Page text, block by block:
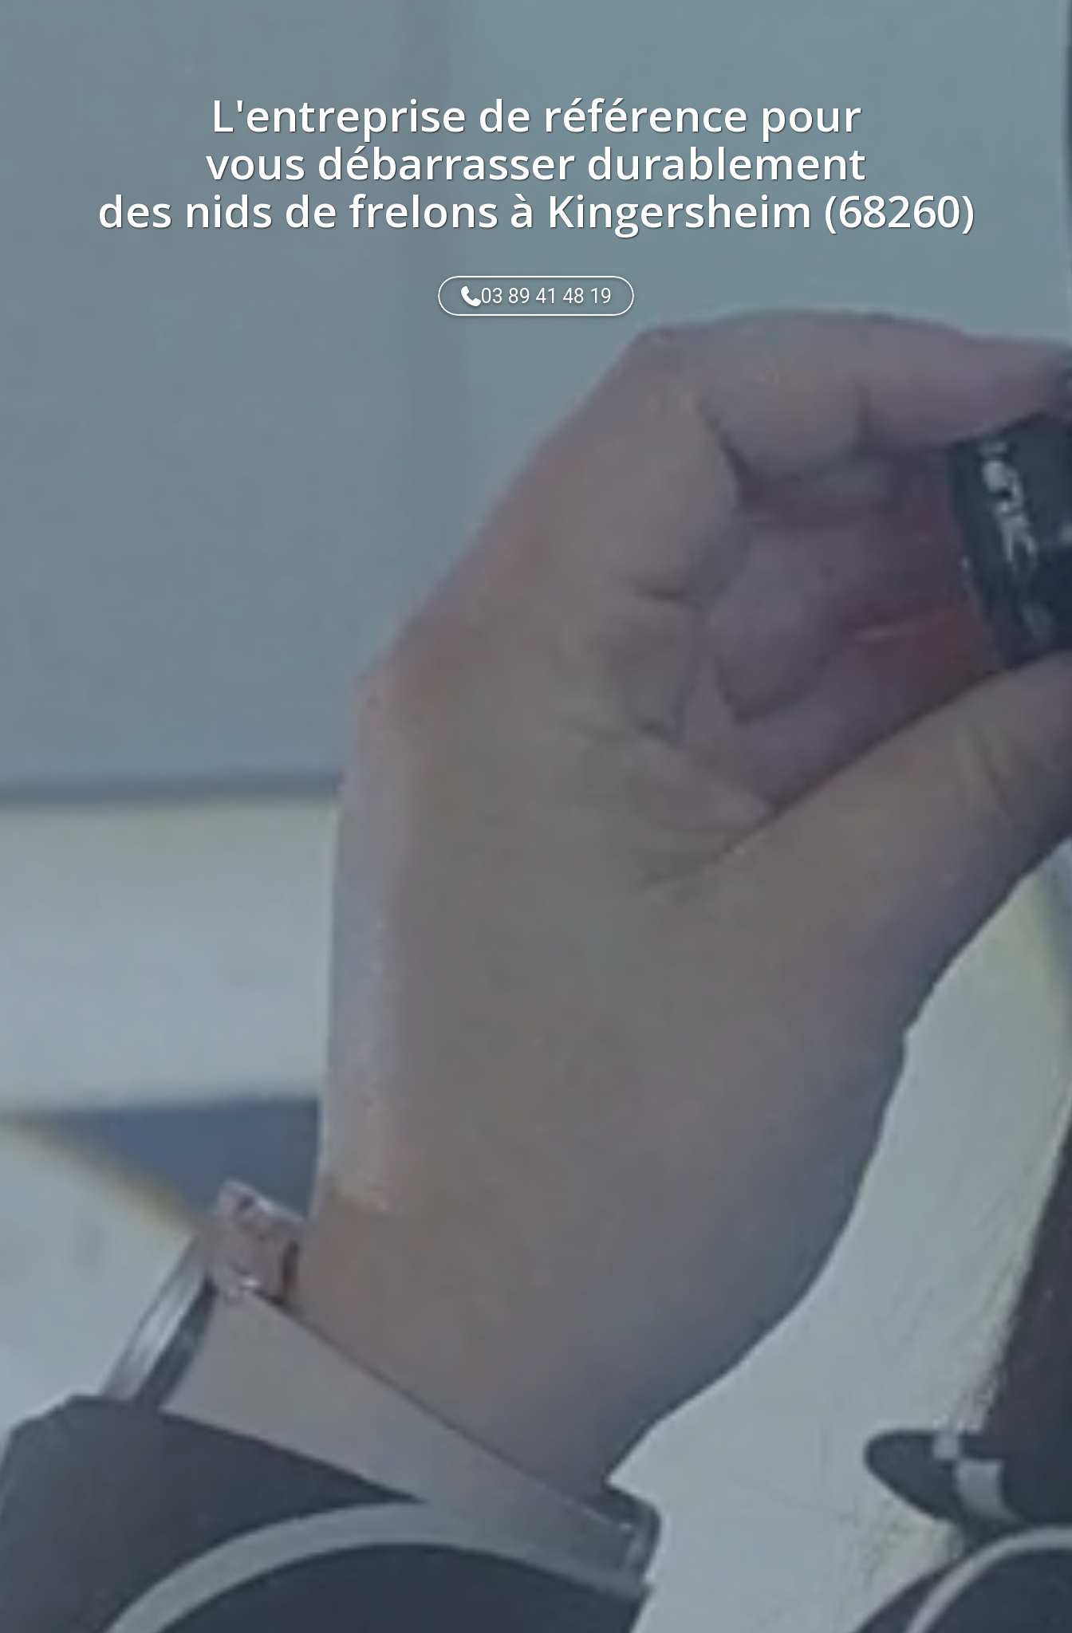
L'entreprise de référence pour
vous débarrasser durablement
des nids de frelons à Kingersheim (68260)
03 89 41 48 19